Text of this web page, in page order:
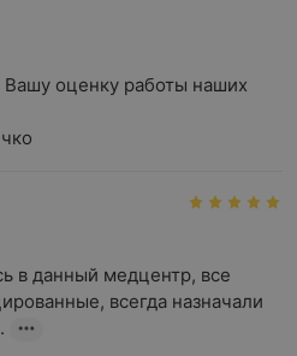
Вашу оценку работы наших
в данный медцентр, все
всегда назначали